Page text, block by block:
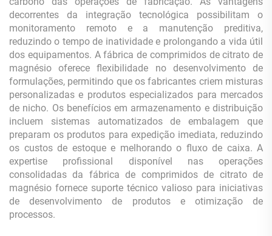
decorrentes da integração tecnológica possibilitam o
monitoramento remoto e a manutenção preditiva,
reduzindo o tempo de inatividade e prolongando a vida útil
dos equipamentos. A fábrica de comprimidos de citrato de
magnésio oferece flexibilidade no desenvolvimento de
formulações, permitindo que os fabricantes criem misturas
personalizadas e produtos especializados para mercados
de nicho. Os benefícios em armazenamento e distribuição
incluem sistemas automatizados de embalagem que
preparam os produtos para expedição imediata, reduzindo
os custos de estoque e melhorando o fluxo de caixa. A
expertise profissional disponível nas operações
consolidadas da fábrica de comprimidos de citrato de
magnésio fornece suporte técnico valioso para iniciativas
de desenvolvimento de produtos e otimização de
processos.